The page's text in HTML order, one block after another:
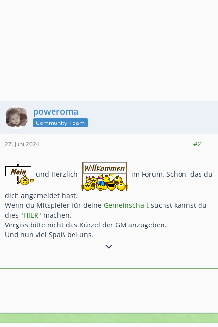
poweroma
Community-Team
27. Juni 2024
#2
und Herzlich im Forum. Schön, das du
dich angemeldet hast.
Wenn du Mitspieler für deine Gemeinschaft suchst kannst du
dies "HIER" machen.
Vergiss bitte nicht das Kürzel der GM anzugeben.
Und nun viel Spaß bei uns.
"Kleine Schritte sind besser als keine Schritte..."